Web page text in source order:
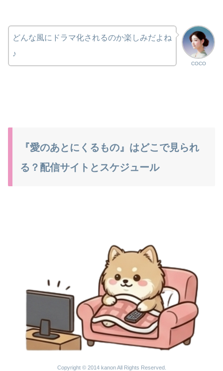
COCO
どんな風にドラマ化されるのか楽しみだよね
♪
『愛のあとにくるもの』はどこで見られ
る？配信サイトとスケジュール
Copyright © 2014 kanon All Rights Reserved.